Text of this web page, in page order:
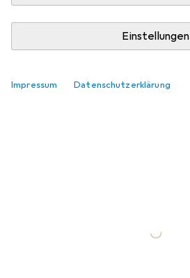
Einstellungen
Impressum Datenschutzerklärung